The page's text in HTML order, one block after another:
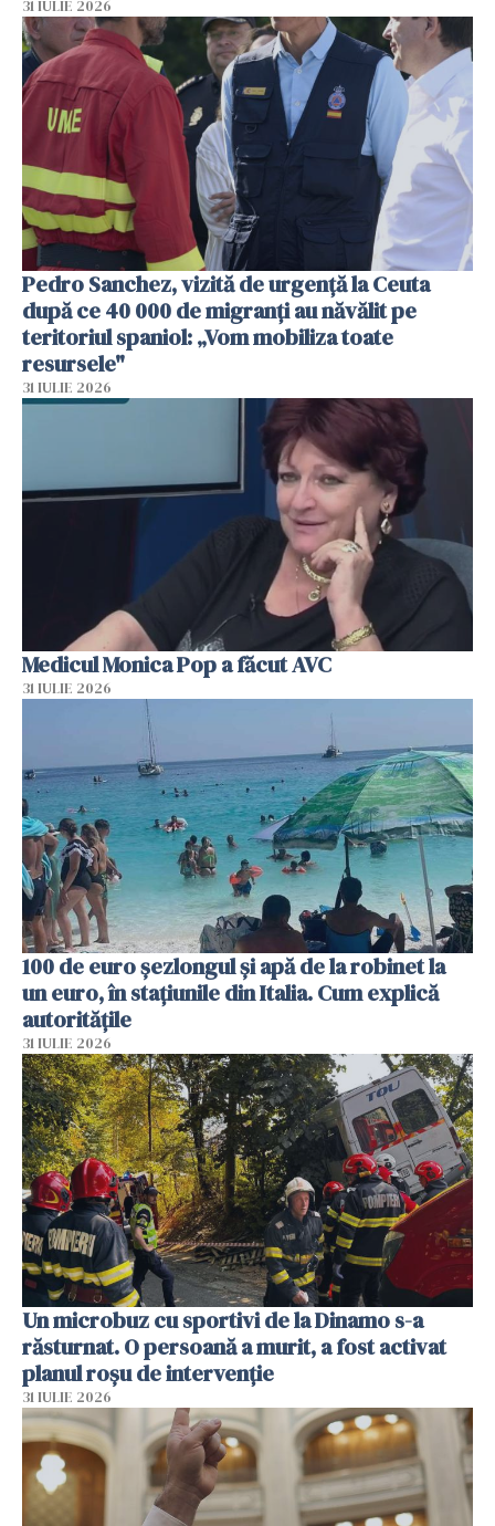
31 IULIE 2026
Pedro Sanchez, vizită de urgență la Ceuta
după ce 40 000 de migranți au năvălit pe
teritoriul spaniol: „Vom mobiliza toate
resursele"
31 IULIE 2026
Medicul Monica Pop a făcut AVC
31 IULIE 2026
100 de euro șezlongul și apă de la robinet la
un euro, în stațiunile din Italia. Cum explică
autoritățile
31 IULIE 2026
Un microbuz cu sportivi de la Dinamo s-a
răsturnat. O persoană a murit, a fost activat
planul roșu de intervenție
31 IULIE 2026